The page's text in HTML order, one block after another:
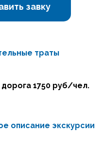
завку
траты
дорога 1750 руб/чел.
описание экскурсии